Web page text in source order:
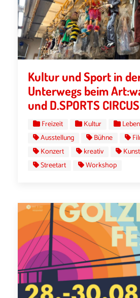
Kultur und Sport in
Unterwegs beim
und D.SPORTS CIRCUS
Freizeit Kultur Leben
Ausstellung
Bühne
Konzert
kreativ Kunst
Streetart
Workshop